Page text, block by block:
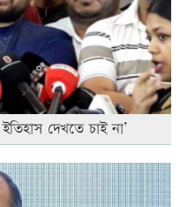
দেখতে চাই না’